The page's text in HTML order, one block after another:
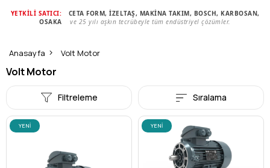
YETKİLİ SATICI:
CETA FORM, İZELTAŞ, MAKİNA TAKIM, BOSCH, KARBOSAN,
OSAKA
ve 25 yılı aşkın tecrübeyle tüm endüstriyel çözümler.
Anasayfa Volt Motor
Volt Motor
Filtreleme Sıralama
YENI
YENI